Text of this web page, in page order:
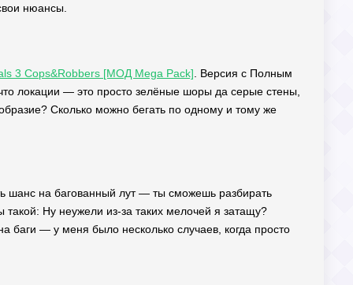
нюансы.
3 Cops&Robbers [МОД Mega Pack] . Версия с Полным
локации — это просто зелёные шоры да серые стены,
Сколько можно бегать по одному и тому же
шанс на багованный лут — ты сможешь разбирать
Ну неужели из-за таких мелочей я затащу?
баги — у меня было несколько случаев, когда просто